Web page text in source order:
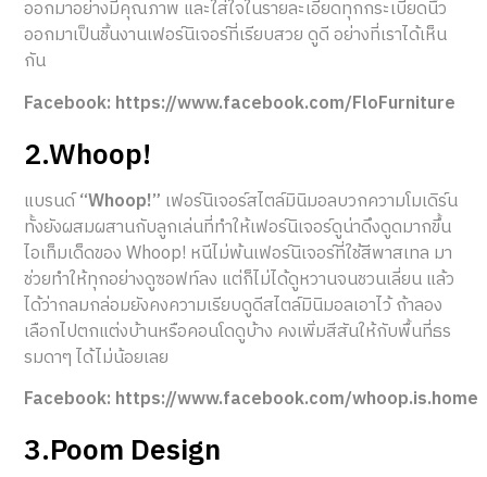
ออกมาอย่างมีคุณภาพ และใส่ใจในรายละเอียดทุกกระเบียดนิ้ว
ออกมาเป็นชิ้นงานเฟอร์นิเจอร์ที่เรียบสวย ดูดี อย่างที่เราได้เห็น
กัน
Facebook: https://www.facebook.com/FloFurniture
2.Whoop!
แบรนด์“Whoop!” เฟอร์นิเจอร์สไตล์มินิมอลบวกความโมเดิร์น
ทั้งยังผสมผสานกับลูกเล่นที่ทำให้เฟอร์นิเจอร์ดูน่าดึงดูดมากขึ้น
ไอเท็มเด็ดของ Whoop! หนีไม่พ้นเฟอร์นิเจอร์ที่ใช้สีพาสเทล มา
ช่วยทำให้ทุกอย่างดูซอฟท์ลง แต่ก็ไม่ได้ดูหวานจนชวนเลี่ยน แล้ว
ได้ว่ากลมกล่อมยังคงความเรียบดูดีสไตล์มินิมอลเอาไว้ ถ้าลอง
เลือกไปตกแต่งบ้านหรือคอนโดดูบ้าง คงเพิ่มสีสันให้กับพื้นที่ธร
รมดาๆ ได้ไม่น้อยเลย
Facebook: https://www.facebook.com/whoop.is.home
3.Poom Design